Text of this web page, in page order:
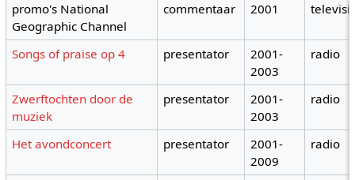
promo's National
Geographic Channel
commentaar 2001
Songs of praise op 4 presentator
2001-
2003
radio
Zwerftochten door de
muziek
presentator
2001-
2003
radio
Het avondconcert presentator
2001-
2009
radio